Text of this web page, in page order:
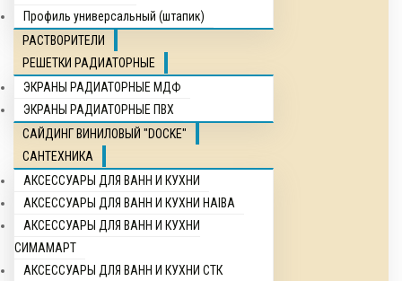
Профиль универсальный (штапик)
РАСТВОРИТЕЛИ
РЕШЕТКИ РАДИАТОРНЫЕ
ЭКРАНЫ РАДИАТОРНЫЕ МДФ
ЭКРАНЫ РАДИАТОРНЫЕ ПВХ
САЙДИНГ ВИНИЛОВЫЙ "DOCKE"
САНТЕХНИКА
АКСЕССУАРЫ ДЛЯ ВАНН И КУХНИ
АКСЕССУАРЫ ДЛЯ ВАНН И КУХНИ HAIBA
АКСЕССУАРЫ ДЛЯ ВАНН И КУХНИ
СИМАМАРТ
АКСЕССУАРЫ ДЛЯ ВАНН И КУХНИ СТК